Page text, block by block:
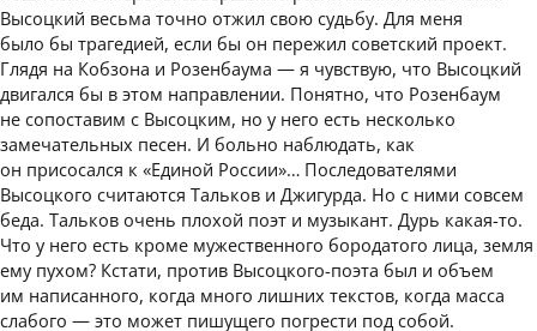
Высоцкий весьма точно отжил свою судьбу. Для меня
было бы трагедией, если бы он пережил советский проект.
Глядя на Кобзона и Розенбаума — я чувствую, что Высоцкий
двигался бы в этом направлении. Понятно, что Розенбаум
не сопоставим с Высоцким, но у него есть несколько
замечательных песен. И больно наблюдать, как
он присосался к «Единой России»… Последователями
Высоцкого считаются Тальков и Джигурда. Но с ними совсем
беда. Тальков очень плохой поэт и музыкант. Дурь какая-то.
Что у него есть кроме мужественного бородатого лица, земля
ему пухом? Кстати, против Высоцкого-поэта был и объем
им написанного, когда много лишних текстов, когда масса
слабого — это может пишущего погрести под собой.